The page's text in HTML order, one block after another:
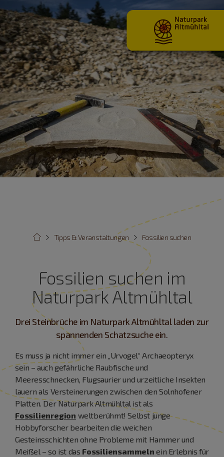
Fossilien suchen
Tipps & Veranstaltungen
Fossilien suchen im
Naturpark Altmühltal
Drei Steinbrüche im Naturpark Altmühltal laden zur
spannenden Schatzsuche ein.
Es muss ja nicht immer ein „Urvogel“ Archaeopteryx
sein – auch gefährliche Raubfische und
Meeresschnecken, Flugsaurier und urzeitliche Insekten
lauern als Versteinerungen zwischen den Solnhofener
Platten. Der Naturpark Altmühltal ist als
Fossilienregion weltberühmt! Selbst junge
Hobbyforscher bearbeiten die weichen
Gesteinsschichten ohne Probleme mit Hammer und
Meißel – so ist das Fossiliensammeln ein Erlebnis für